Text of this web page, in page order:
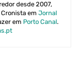
desde 2007,
em Jornal
em Porto Canal.